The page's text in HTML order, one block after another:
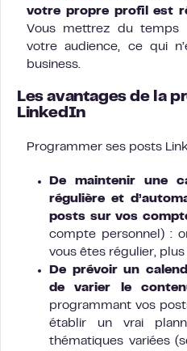
votre propre profil est
Vous mettrez du temps
votre audience, ce qui
business.
Les avantages de la
LinkedIn
Programmer ses posts
De maintenir une
régulière et
posts sur vos
compte personnel) :
vous êtes régulier,
De prévoir un
de varier le
programmant vos
établir un vrai
thématiques variées